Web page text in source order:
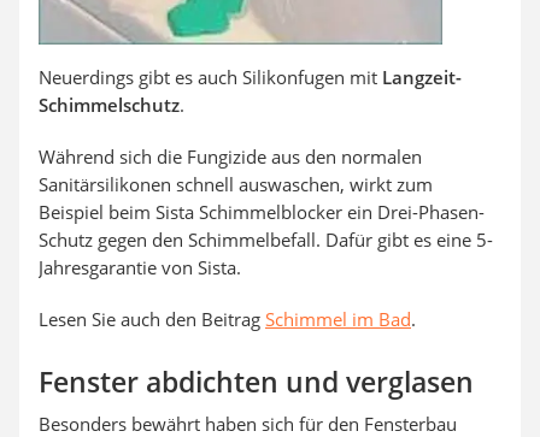
Neuerdings gibt es auch Silikonfugen mit Langzeit-
Schimmelschutz.
Während sich die Fungizide aus den normalen
Sanitärsilikonen schnell auswaschen, wirkt zum
Beispiel beim Sista Schimmelblocker ein Drei-Phasen-
Schutz gegen den Schimmelbefall. Dafür gibt es eine 5-
Jahresgarantie von Sista.
Lesen Sie auch den Beitrag Schimmel im Bad.
Fenster abdichten und verglasen
Besonders bewährt haben sich für den Fensterbau